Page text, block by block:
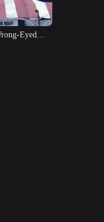
Eyed